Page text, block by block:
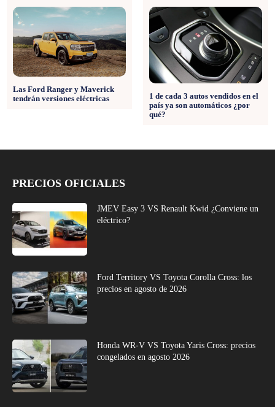
Las Ford Ranger y Maverick
tendrán versiones eléctricas
1 de cada 3 autos vendidos en el
país ya son automáticos ¿por
qué?
PRECIOS OFICIALES
JMEV Easy 3 VS Renault Kwid ¿Conviene un
eléctrico?
Ford Territory VS Toyota Corolla Cross: los
precios en agosto de 2026
Honda WR-V VS Toyota Yaris Cross: precios
congelados en agosto 2026